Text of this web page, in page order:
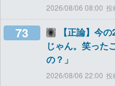
2026/08/06 08:00
73
【正論】今
じゃん。笑った
の？」
2026/08/06 22:00